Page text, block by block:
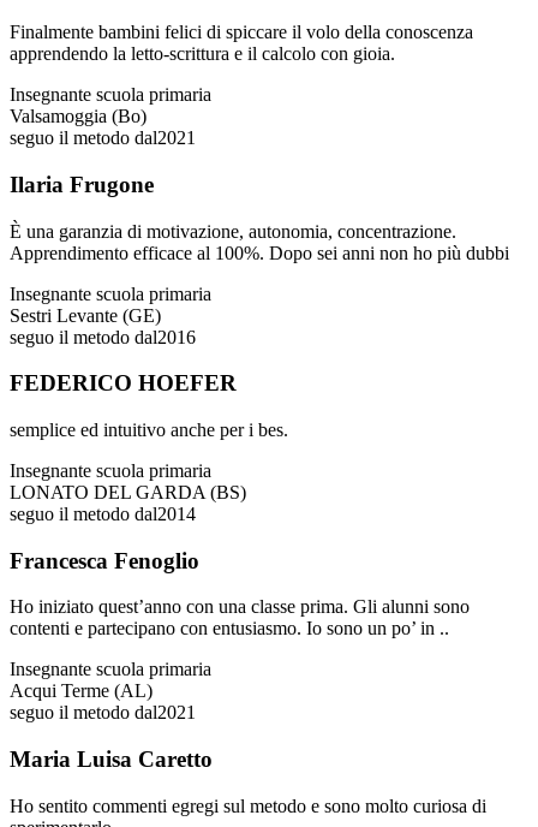
Finalmente bambini felici di spiccare il volo della conoscenza
apprendendo la letto-scrittura e il calcolo con gioia.
Insegnante scuola primaria
Valsamoggia (Bo)
seguo il metodo dal2021
Ilaria Frugone
È una garanzia di motivazione, autonomia, concentrazione.
Apprendimento efficace al 100%. Dopo sei anni non ho più dubbi
Insegnante scuola primaria
Sestri Levante (GE)
seguo il metodo dal2016
FEDERICO HOEFER
semplice ed intuitivo anche per i bes.
Insegnante scuola primaria
LONATO DEL GARDA (BS)
seguo il metodo dal2014
Francesca Fenoglio
Ho iniziato quest’anno con una classe prima. Gli alunni sono
contenti e partecipano con entusiasmo. Io sono un po’ in ..
Insegnante scuola primaria
Acqui Terme (AL)
seguo il metodo dal2021
Maria Luisa Caretto
Ho sentito commenti egregi sul metodo e sono molto curiosa di